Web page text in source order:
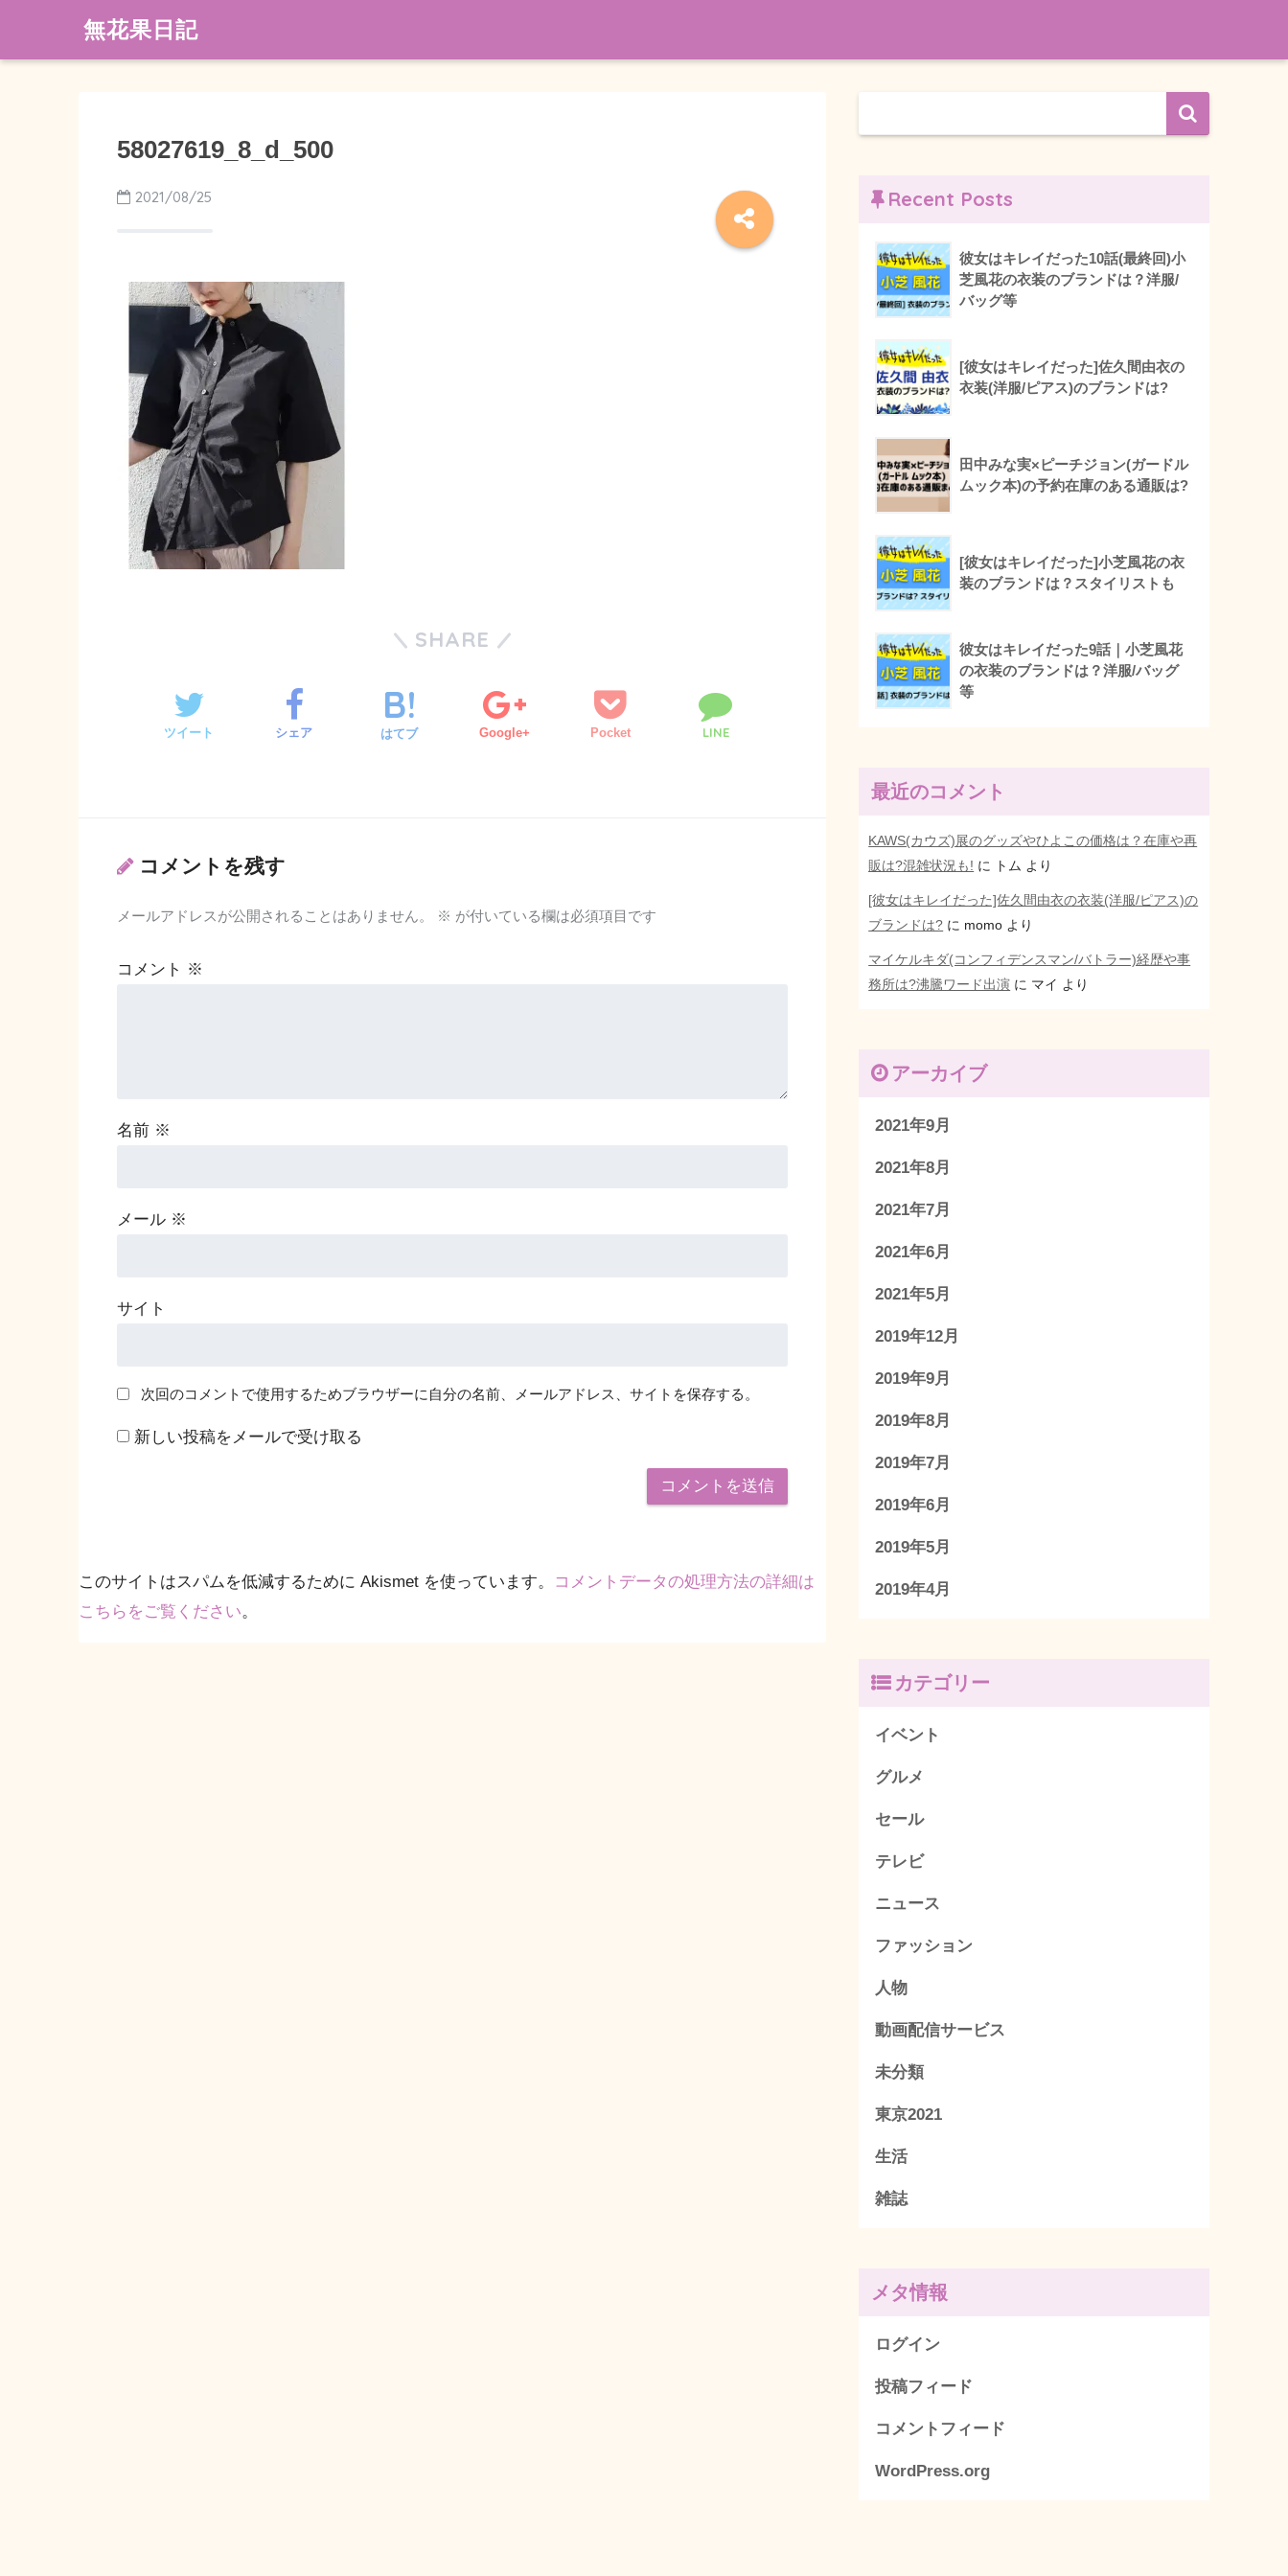
無花果日記
58027619_8_d_500
2021/08/25
SHARE
ツイート シェア はてブ Google+ Pocket LINE
コメントを残す
メールアドレスが公開されることはありません。 ※ が付いている欄は必須項目です
コメント ※
名前 ※
メール ※
サイト
次回のコメントで使用するためブラウザーに自分の名前、メールアドレス、サイトを保存する。
新しい投稿をメールで受け取る
このサイトはスパムを低減するために Akismet を使っています。
コメントデータの処理方法の詳細は
こちらをご覧ください。
Recent Posts
彼女はキレイだった10話(最終回)小
芝風花の衣装のブランドは？洋服/
バッグ等
[彼女はキレイだった]佐久間由衣の
衣装(洋服/ピアス)のブランドは?
田中みな実×ピーチジョン(ガードル
ムック本)の予約在庫のある通販は?
[彼女はキレイだった]小芝風花の衣
装のブランドは？スタイリストも
彼女はキレイだった9話｜小芝風花
の衣装のブランドは？洋服/バッグ
等
最近のコメント
KAWS(カウズ)展のグッズやひよこの価格は？在庫や再
販は?混雑状況も! に トム より
[彼女はキレイだった]佐久間由衣の衣装(洋服/ピアス)の
ブランドは? に momo より
マイケルキダ(コンフィデンスマン/バトラー)経歴や事
務所は?沸騰ワード出演 に マイ より
アーカイブ
2021年9月
2021年8月
2021年7月
2021年6月
2021年5月
2019年12月
2019年9月
2019年8月
2019年7月
2019年6月
2019年5月
2019年4月
カテゴリー
イベント
グルメ
セール
テレビ
ニュース
ファッション
人物
動画配信サービス
未分類
東京2021
生活
雑誌
メタ情報
ログイン
投稿フィード
コメントフィード
WordPress.org